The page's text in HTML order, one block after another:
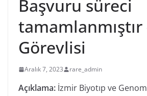
Başvuru süreci
Görevlisi
Aralık 7, 2023 rare_admin
Açıklama: İzmir Biyotıp ve